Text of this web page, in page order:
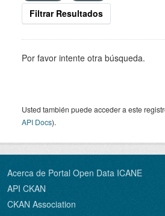
Filtrar Resultados
Por favor intente otra búsqueda.
Usted también puede acceder a este
API Docs).
Acerca de Portal Open Data ICANE
API CKAN
CKAN Association